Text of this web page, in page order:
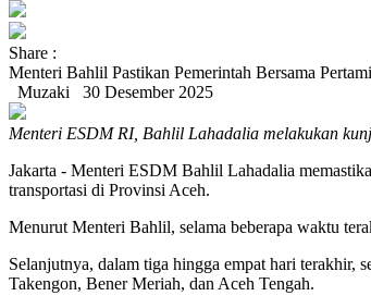
Share :
Menteri Bahlil Pastikan Pemerintah Bersama
Muzaki
30 Desember 2025
Menteri ESDM RI, Bahlil Lahadalia melakukan
Jakarta - Menteri ESDM Bahlil Lahadalia
transportasi di Provinsi Aceh.
Menurut Menteri Bahlil, selama beberapa waktu
Selanjutnya, dalam tiga hingga empat hari terakhir,
Takengon, Bener Meriah, dan Aceh Tengah.